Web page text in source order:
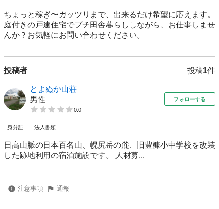
ちょっと稼ぎ〜ガッツリまで、出来るだけ希望に応えます。
庭付きの戸建住宅でプチ田舎暮らししながら、お仕事しませ
んか？お気軽にお問い合わせください。
投稿者 投稿1件
とよぬか山荘
男性
0.0
フォローする
身分証 法人書類
日高山脈の日本百名山、幌尻岳の麓、旧豊糠小中学校を改装
した跡地利用の宿泊施設です。 人材募...
注意事項 通報